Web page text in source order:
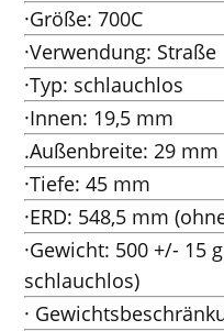
·Größe: 700C
·Verwendung: Straße
·Typ: schlauchlos
·Innen: 19,5 mm
.Außenbreite: 29 mm
·Tiefe: 45 mm
·ERD: 548,5 mm
·Gewicht: 500 +/- 15
schlauchlos)
·